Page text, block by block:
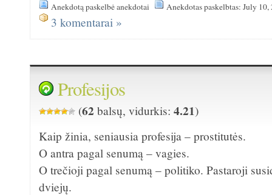
Anekdotą paskelbė anekdotai
Anekdotas paskelbtas: July 10,
3 komentarai »
Profesijos
(62 balsų, vidurkis:4.21)
Kaip žinia, seniausia profesija – prostitutės.
O antra pagal senumą – vagies.
O trečioji pagal senumą – politiko. Pastaroji
dviejų.